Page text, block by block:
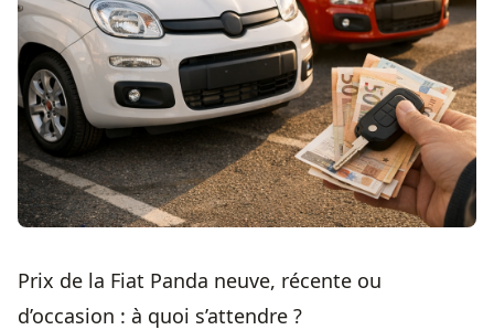
Prix de la Fiat Panda neuve, récente ou
d’occasion : à quoi s’attendre ?